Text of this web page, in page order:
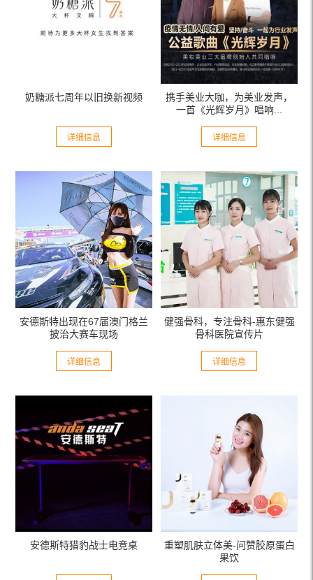
奶糖派七周年以旧换新视频
详细信息
携手美业大咖，为美业发声，
一首《光辉岁月》唱响...
详细信息
安德斯特出现在67届澳门格兰
披治大赛车现场
详细信息
健强骨科，专注骨科-惠东健强
骨科医院宣传片
详细信息
安德斯特猎豹战士电竞桌
重塑肌肤立体美-问赞胶原蛋白
果饮